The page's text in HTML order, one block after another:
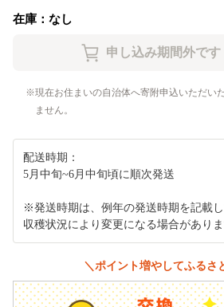
在庫：なし
現在お住まいの自治体へ寄附申込いただい
ません。
配送時期：
5月中旬~6月中旬頃に順次発送
※発送時期は、例年の発送時期を記載
収穫状況により変更になる場合がありま
＼ポイント増やしてふるさ